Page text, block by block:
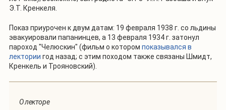
Э.Т. Кренкеля.
Показ приурочен к двум датам: 19 февраля 1938 г. со льдины
эвакуировали папанинцев, а 13 февраля 1934 г. затонул
пароход "Челюскин" (фильм о котором показывался в
лектории год назад; с этим походом также связаны Шмидт,
Кренкель и Трояновский).
О лекторе